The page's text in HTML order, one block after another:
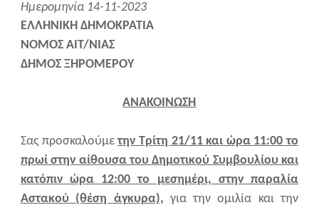
Ημερομηνία 14-11-2023
ΕΛΛΗΝΙΚΗ ΔΗΜΟΚΡΑΤΙΑ
ΝΟΜΟΣ ΑΙΤ/ΝΙΑΣ
ΔΗΜΟΣ ΞΗΡΟΜΕΡΟΥ
ΑΝΑΚΟΙΝΩΣΗ
Σας προσκαλούμετην Τρίτη 21/11 και ώρα 11:00 το
πρωί στην αίθουσα του Δημοτικού Συμβουλίου και
κατόπιν ώρα 12:00 το μεσημέρι, στην παραλία
Αστακού (θέση άγκυρα), για την ομιλία και την